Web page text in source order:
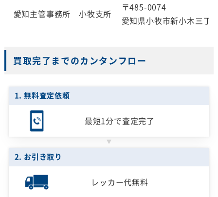
愛知主管事務所 小牧支所
〒485-0074
愛知県小牧市新小木三丁
買取完了までのカンタンフロー
1. 無料査定依頼
最短1分で査定完了
2. お引き取り
レッカー代無料